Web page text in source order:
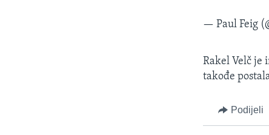
— Paul Feig
Rakel Velč je
takođe
Podijeli